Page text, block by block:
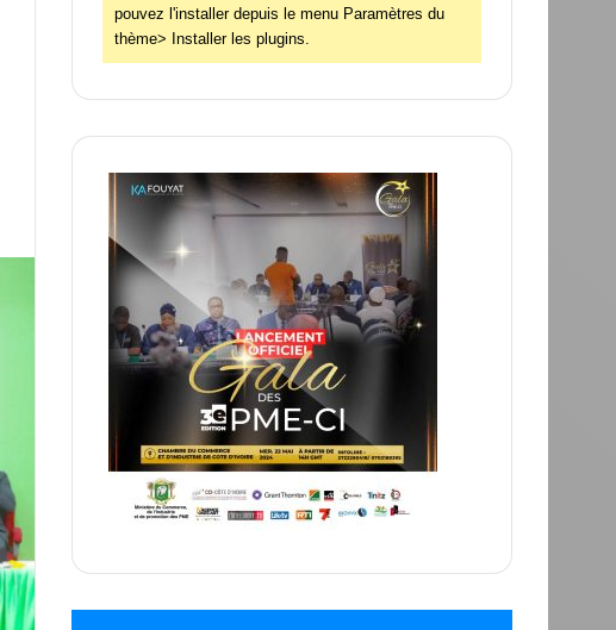
pouvez l'installer depuis le menu Paramètres du
thème> Installer les plugins.